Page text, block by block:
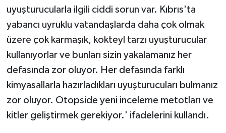
uyuşturucularla ilgili ciddi sorun var. Kıbrıs'ta
yabancı uyruklu vatandaşlarda daha çok olmak
üzere çok karmaşık, kokteyl tarzı uyuşturucular
kullanıyorlar ve bunları sizin yakalamanız her
defasında zor oluyor. Her defasında farklı
kimyasallarla hazırladıkları uyuşturucuları bulmanız
zor oluyor. Otopside yeni inceleme metotları ve
kitler geliştirmek gerekiyor.' ifadelerini kullandı.